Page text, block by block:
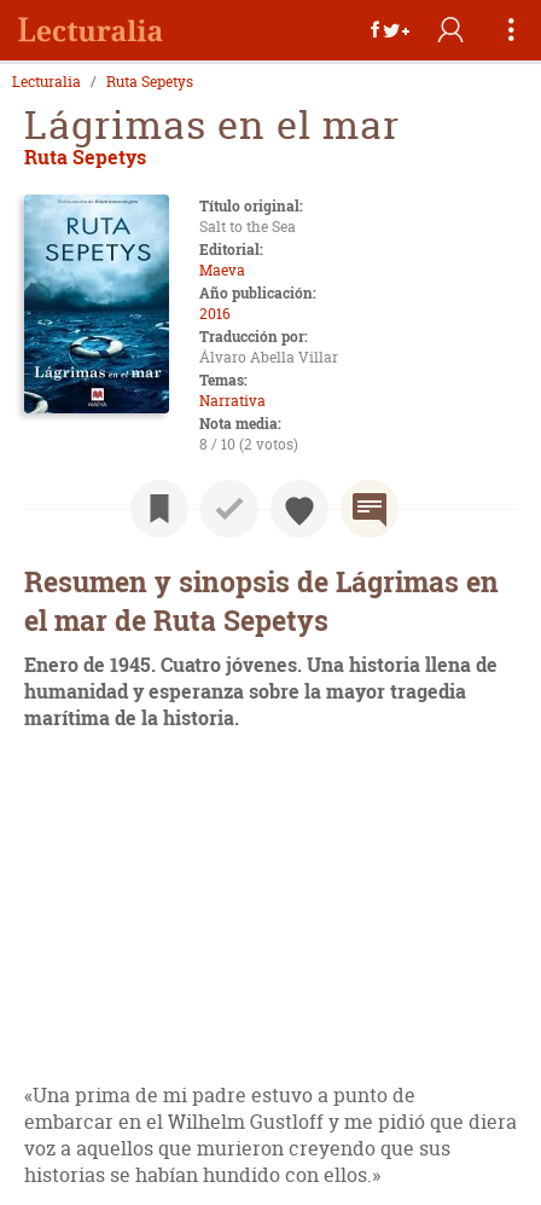
Lecturalia Ruta Sepetys
Lágrimas en el mar
Ruta Sepetys
Título original:
Salt to the Sea
Editorial:
Maeva
Año publicación:
2016
Traducción por:
Álvaro Abella Villar
Temas:
Narrativa
Nota media:
8 / 10 (2 votos)
Resumen y sinopsis de Lágrimas en
el mar de Ruta Sepetys
Enero de 1945. Cuatro jóvenes. Una historia llena de
humanidad y esperanza sobre la mayor tragedia
marítima de la historia.
«Una prima de mi padre estuvo a punto de
embarcar en el Wilhelm Gustloff y me pidió que diera
voz a aquellos que murieron creyendo que sus
historias se habían hundido con ellos.»